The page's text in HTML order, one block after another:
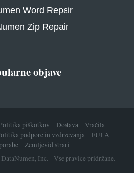
Word Repair
Zip Repair
objave
Politika piškotkov Dostava
Vračila
podpore in vzdrževanja
EULA
Zemljevid strani
Inc. - Vse pravice pridržane.